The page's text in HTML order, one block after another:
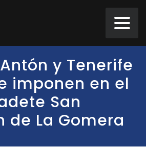
y Tenerife
imponen en el
San
de La Gomera